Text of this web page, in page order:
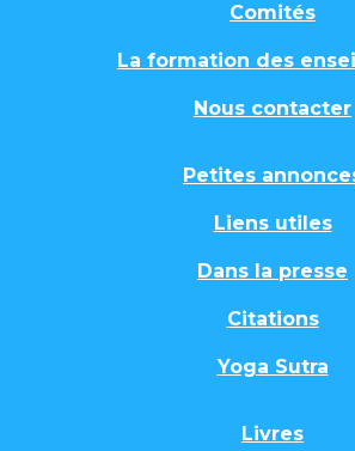
Comités
La formation des
Nous contacter
Petites
Liens utiles
Dans la presse
Citations
Yoga Sutra
Livres